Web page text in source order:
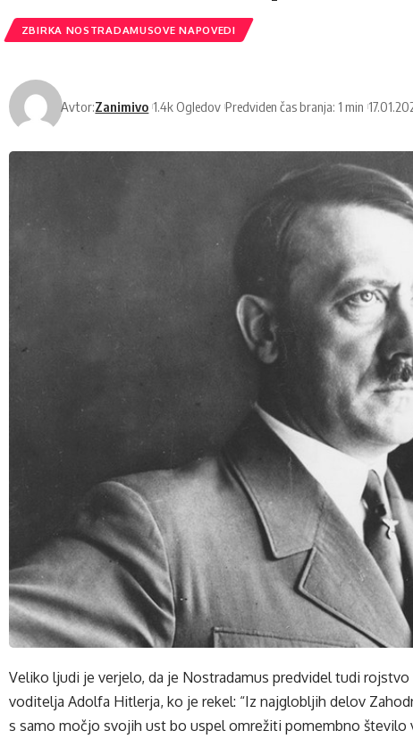
ZBIRKA NOSTRADAMUSOVE NAPOVEDI
Avtor:Zanimivo 1.4k Ogledov Predviden čas branja: 1 min
Veliko ljudi je verjelo, da je Nostradamus predvidel tudi
voditelja Adolfa Hitlerja, ko je rekel: “Iz najglobljih delov
s samo močjo svojih ust bo uspel omrežiti pomembno število